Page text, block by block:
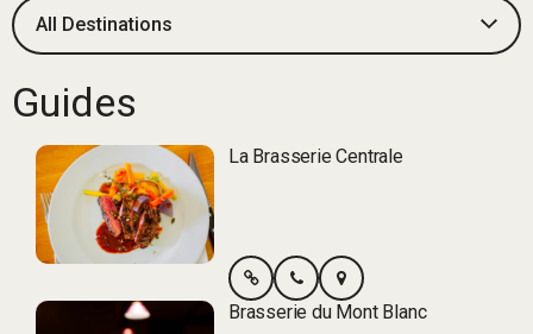
Guides
La Brasserie Centrale
Brasserie du Mont Blanc